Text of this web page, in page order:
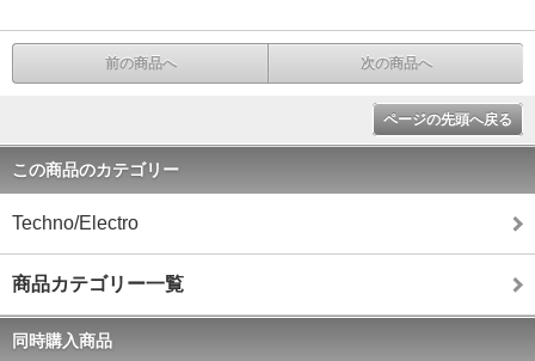
前の商品へ 次の商品へ
ページの先頭へ戻る
この商品のカテゴリー
Techno/Electro
商品カテゴリー一覧
同時購入商品